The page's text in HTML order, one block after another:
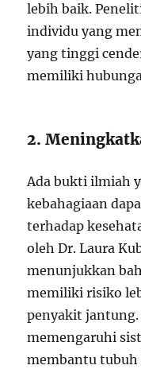
lebih baik.
individu yang
yang tinggi
memiliki
2.
Ada bukti ilmiah
kebahagiaan
terhadap
oleh Dr. Laura
menunjukkan
memiliki risiko
penyakit jantung.
memengaruhi
membantu